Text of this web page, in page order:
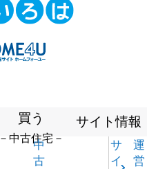
買う
－中古住宅－
中
古
サイト情報
サ
イ
運
営